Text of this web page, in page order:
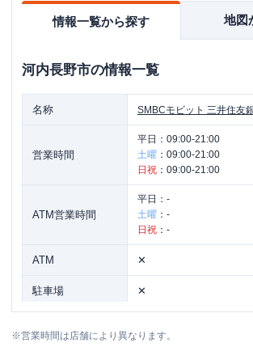
情報一覧から探す 地図
河内長野市の情報一覧
名称 SMBCモビット 三井住友
営業時間
平日： 09:00-21:00
土曜 ： 09:00-21:00
日祝 ： 09:00-21:00
ATM営業時間
平日： -
土曜 ： -
日祝 ： -
ATM ✕
駐車場 ✕
※営業時間は店舗により異なります。